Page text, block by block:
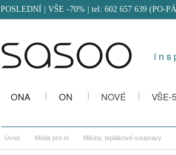
i n s
POSLEDNÍ | VŠE -70%| tel: 602 657 639 (PO-
ONA ON NOVÉ VŠE-
Úvod Móda pro ni Mikiny, teplákové soupravy